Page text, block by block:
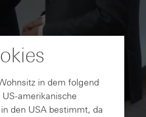
in dem folgend
amerikanische
den USA bestimmt, da